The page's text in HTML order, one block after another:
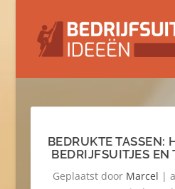
BEDRUKTE TASSEN:
BEDRIJFSUITJES
Geplaatst door Marcel |